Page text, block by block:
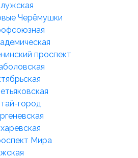
Черёмушки
проспект
город
Мира